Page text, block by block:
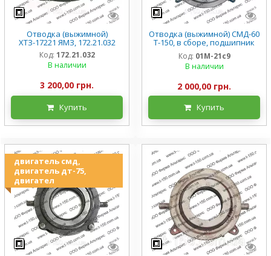
Отводка (выжимной)
ХТЗ-17221 ЯМЗ, 172.21.032
Код: 172.21.032
В наличии
3 200,00 грн.
Купить
Отводка (выжимной) СМД-60
Т-150, в сборе, подшипник
60120, 01М-21с9, новый
Код: 01М-21с9
В наличии
2 000,00 грн.
Купить
двигатель смд,
двигатель дт-75,
двигател